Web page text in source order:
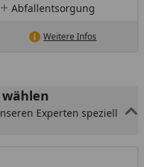
Abfallentsorgung
Weitere Infos
Experten speziell